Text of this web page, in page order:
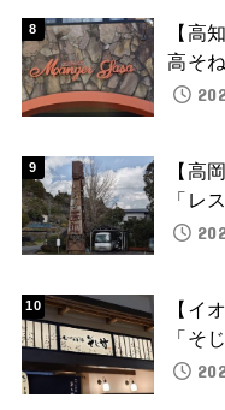
【高
高そ
【高
「レ
【イ
「そ